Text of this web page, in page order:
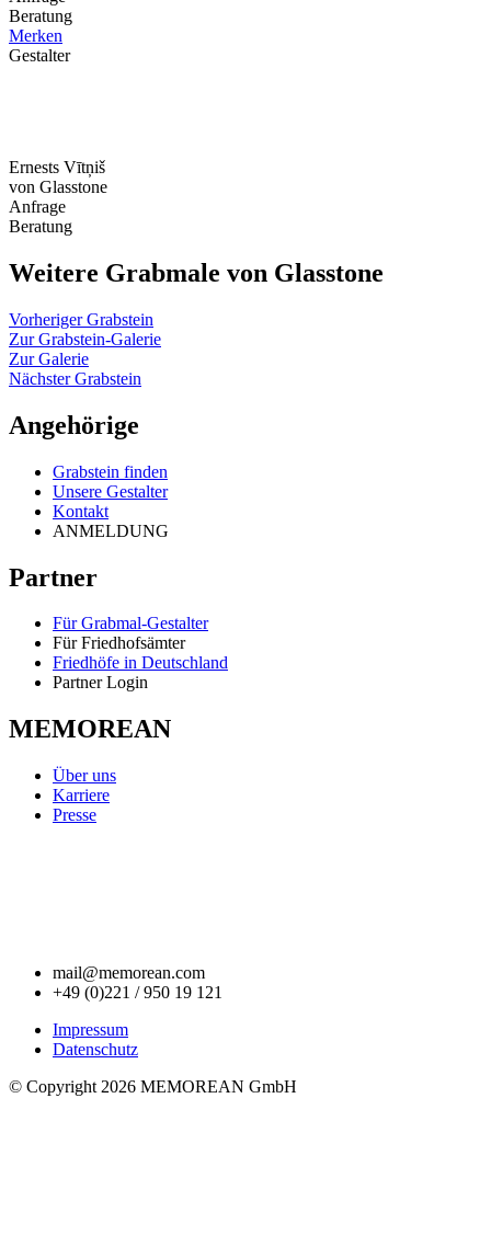
Beratung
Merken
Gestalter
Ernests Vītņiš
von Glasstone
Anfrage
Beratung
Weitere Grabmale von Glasstone
Vorheriger Grabstein
Zur Grabstein-Galerie
Zur Galerie
Nächster Grabstein
Angehörige
Grabstein finden
Unsere Gestalter
Kontakt
ANMELDUNG
Partner
Für Grabmal-Gestalter
Für Friedhofsämter
Friedhöfe in Deutschland
Partner Login
MEMOREAN
Über uns
Karriere
Presse
mail@memorean.com
+49 (0)221 / 950 19 121
Impressum
Datenschutz
© Copyright 2026 MEMOREAN GmbH